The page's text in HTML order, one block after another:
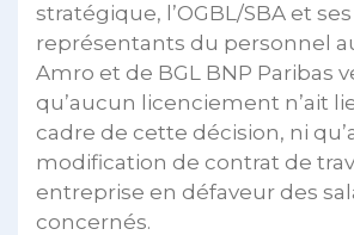
stratégique, l’OGBL/SBA et ses
représentants du personnel
Amro et de BGL BNP Paribas
qu’aucun licenciement n’ait
cadre de cette décision, ni
modification de contrat de
entreprise en défaveur des
concernés.